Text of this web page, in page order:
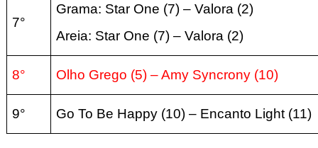
7°
Grama: Star One (7) – Valora (2)
Areia: Star One (7) – Valora (2)
8° Olho Grego (5) – Amy Syncrony (10)
9° Go To Be Happy (10) – Encanto Light (11)